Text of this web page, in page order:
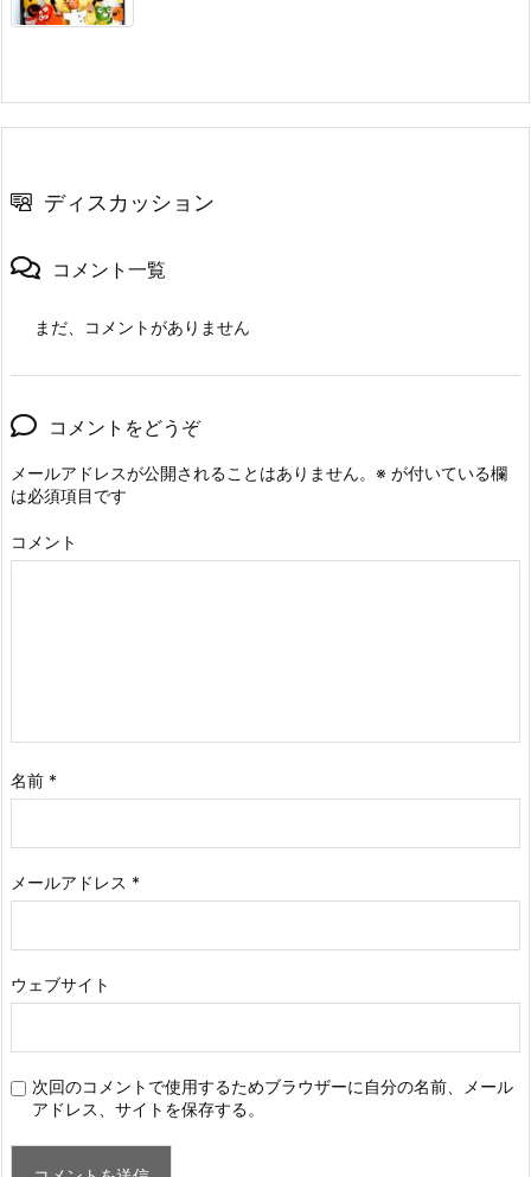
ディスカッション
コメント一覧
まだ、コメントがありません
コメントをどうぞ
メールアドレスが公開されることはありません。 ※ が付いている欄
は必須項目です
コメント
名前 *
メールアドレス *
ウェブサイト
次回のコメントで使用するためブラウザーに自分の名前、メール
アドレス、サイトを保存する。